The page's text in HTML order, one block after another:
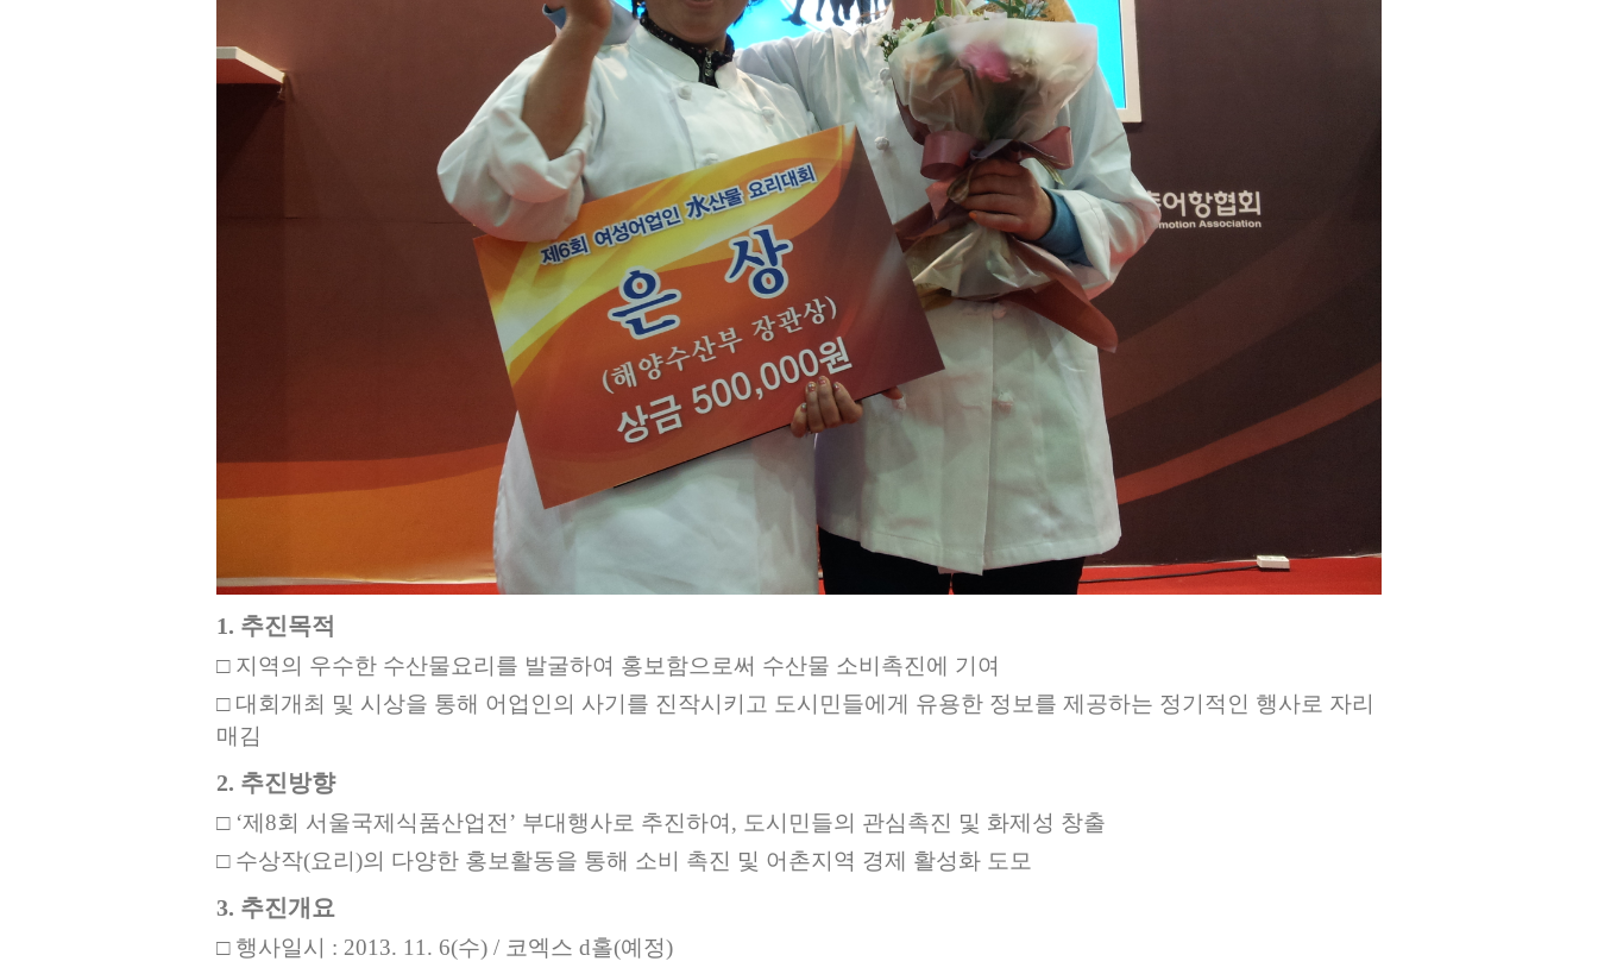
1. 추진목적
□ 지역의 우수한 수산물요리를 발굴하여 홍보함으로써 수산물 소비촉진에 기여
□ 대회개최 및 시상을 통해 어업인의 사기를 진작시키고 도시민들에게 유용한 정보를 제공하는 정기적인 행사로 자리
매김
2. 추진방향
□ ‘제8회 서울국제식품산업전’ 부대행사로 추진하여, 도시민들의 관심촉진 및 화제성 창출
□ 수상작(요리)의 다양한 홍보활동을 통해 소비 촉진 및 어촌지역 경제 활성화 도모
3. 추진개요
□ 행사일시 : 2013. 11. 6(수) / 코엑스 d홀(예정)